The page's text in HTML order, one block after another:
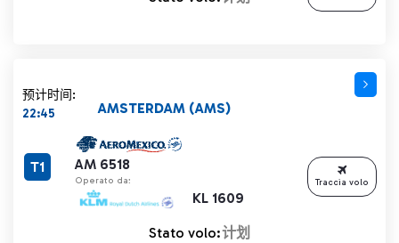
预计时间:
22:45
AM 6518
Operato da:
KL 1609
AMSTERDAM (AMS)
T1
Stato volo:计划
Traccia volo